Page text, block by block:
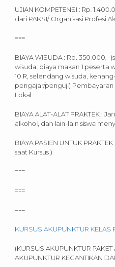
UJIAN KOMPETENSI : Rp.
dari PAKSI/ Organisasi Profesi
===
BIAYA WISUDA : Rp. 350.000,-
wisuda, biaya makan 1 peserta
10 R, selendang wisuda,
pengajar/penguji)
Lokal
BIAYA ALAT-ALAT PRAKTEK :
alkohol, dan lain-lain siswa
BIAYA PASIEN UNTUK
saat Kursus )
===
===
===
KURSUS AKUPUNKTUR KELAS
(KURSUS AKUPUNKTUR
AKUPUNKTUR KECANTIKAN